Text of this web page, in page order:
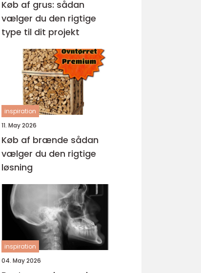
Køb af grus: sådan
vælger du den rigtige
type til dit projekt
inspiration
11. May 2026
Køb af brænde sådan
vælger du den rigtige
løsning
inspiration
04. May 2026